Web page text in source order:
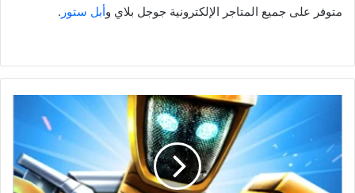
متوفر على جميع المتاجر الإلكترونية جوجل بلاي وأبل ستور .